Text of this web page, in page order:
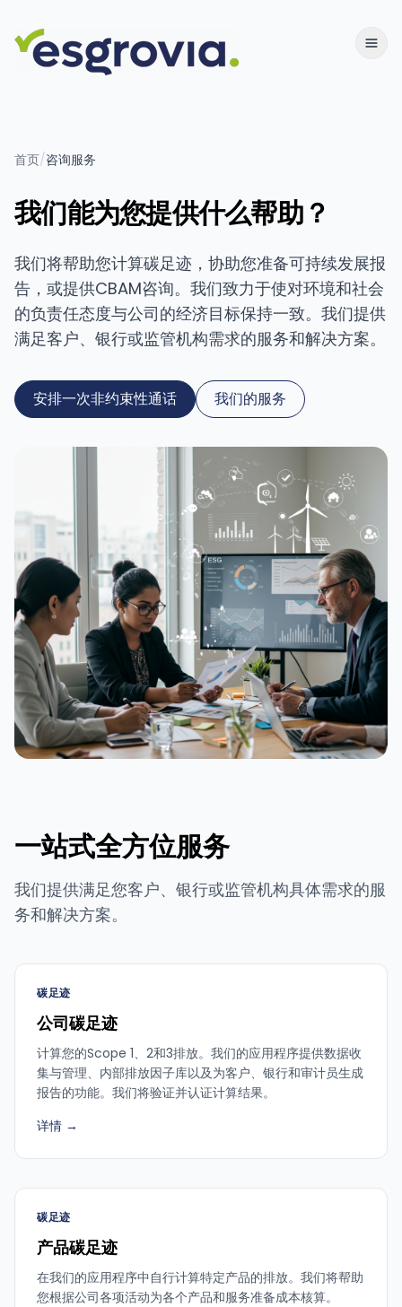
首页/咨询服务
我们能为您提供什么帮助？
我们将帮助您计算碳足迹，协助您准备可持续发展报
告，或提供CBAM咨询。我们致力于使对环境和社会
的负责任态度与公司的经济目标保持一致。我们提供
满足客户、银行或监管机构需求的服务和解决方案。
安排一次非约束性通话 我们的服务
一站式全方位服务
我们提供满足您客户、银行或监管机构具体需求的服
务和解决方案。
碳足迹
公司碳足迹
计算您的Scope 1、2和3排放。我们的应用程序提供数据收
集与管理、内部排放因子库以及为客户、银行和审计员生成
报告的功能。我们将验证并认证计算结果。
详情 →
碳足迹
产品碳足迹
在我们的应用程序中自行计算特定产品的排放。我们将帮助
您根据公司各项活动为各个产品和服务准备成本核算。